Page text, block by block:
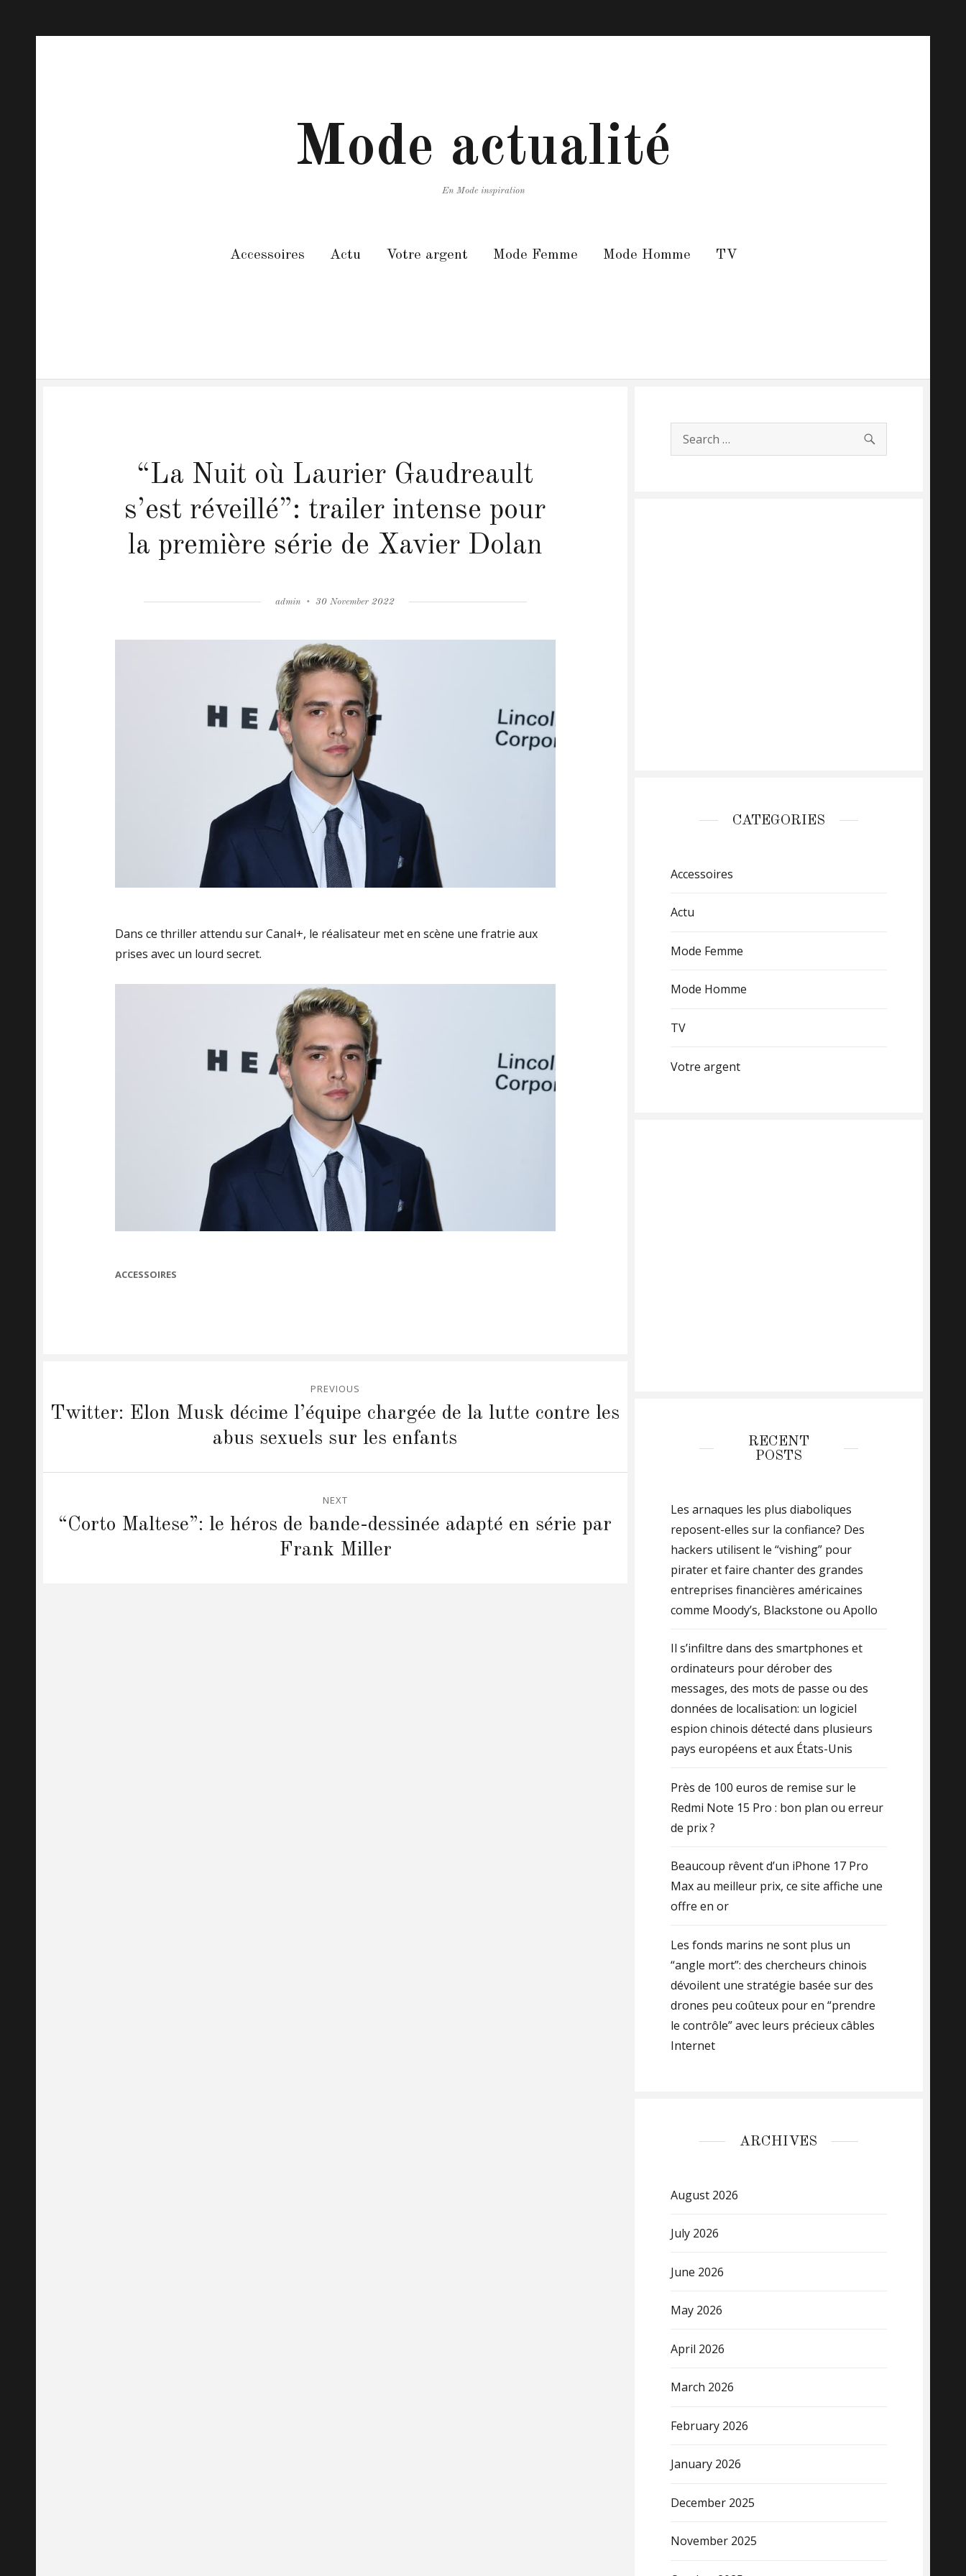
Mode actualité
En Mode inspiration
Accessoires Actu Votre argent Mode Femme Mode Homme TV
“La Nuit où Laurier Gaudreault
s’est réveillé”: trailer intense pour
la première série de Xavier Dolan
Author
admin
Posted
30 November 2022
Dans ce thriller attendu sur Canal+, le réalisateur met en scène une fratrie aux
prises avec un lourd secret.
CATEGORIES
ACCESSOIRES
navigation
PREVIOUS
Previous
Twitter: Elon Musk décime l’équipe chargée de la lutte contre les
abus sexuels sur les enfants
NEXT
Next“Corto Maltese”: le héros de bande-dessinée adapté en série par
Frank Miller
Search
for:
CATEGORIES
Accessoires
Actu
Mode Femme
Mode Homme
TV
Votre argent
RECENT
POSTS
Les arnaques les plus diaboliques
reposent-elles sur la confiance? Des
hackers utilisent le “vishing” pour
pirater et faire chanter des grandes
entreprises financières américaines
comme Moody’s, Blackstone ou Apollo
Il s’infiltre dans des smartphones et
ordinateurs pour dérober des
messages, des mots de passe ou des
données de localisation: un logiciel
espion chinois détecté dans plusieurs
pays européens et aux États-Unis
Près de 100 euros de remise sur le
Redmi Note 15 Pro : bon plan ou erreur
de prix ?
Beaucoup rêvent d’un iPhone 17 Pro
Max au meilleur prix, ce site affiche une
offre en or
Les fonds marins ne sont plus un
“angle mort”: des chercheurs chinois
dévoilent une stratégie basée sur des
drones peu coûteux pour en “prendre
le contrôle” avec leurs précieux câbles
Internet
ARCHIVES
August 2026
July 2026
June 2026
May 2026
April 2026
March 2026
February 2026
January 2026
December 2025
November 2025